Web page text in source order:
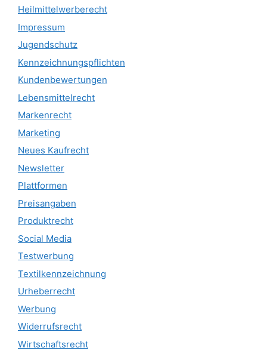
Heilmittelwerberecht
Impressum
Jugendschutz
Kennzeichnungspflichten
Kundenbewertungen
Lebensmittelrecht
Markenrecht
Marketing
Neues Kaufrecht
Newsletter
Plattformen
Preisangaben
Produktrecht
Social Media
Testwerbung
Textilkennzeichnung
Urheberrecht
Werbung
Widerrufsrecht
Wirtschaftsrecht